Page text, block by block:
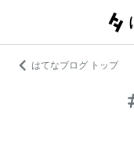
はてなブログ トップ